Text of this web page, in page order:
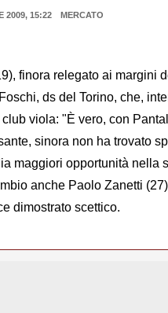
2009, 15:22
MERCATO
finora relegato ai margini
ds del Torino, che,
viola: "È vero, con
sinora non ha trovato
maggiori opportunità nella
anche Paolo Zanetti
dimostrato scettico.